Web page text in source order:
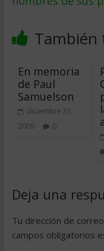
También
En memoria
de Paul
Samuelson
diciembre 31,
2009
0
Deja una
Tu dirección de
campos obligatorios